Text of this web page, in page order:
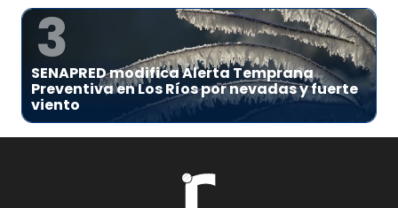
3
SENAPRED modifica Alerta Temprana
Preventiva en Los Ríos por nevadas y fuerte
viento